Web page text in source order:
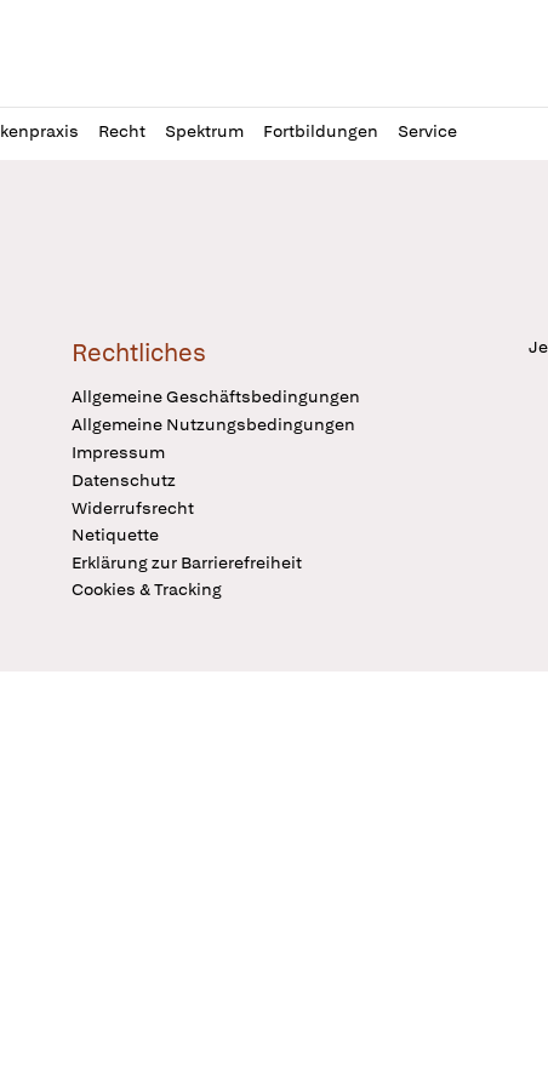
Recht Spektrum Fortbildungen Service
Rechtliches
Allgemeine Geschäftsbedingungen
Allgemeine Nutzungsbedingungen
Impressum
Datenschutz
Widerrufsrecht
Netiquette
Erklärung zur Barrierefreiheit
Cookies & Tracking